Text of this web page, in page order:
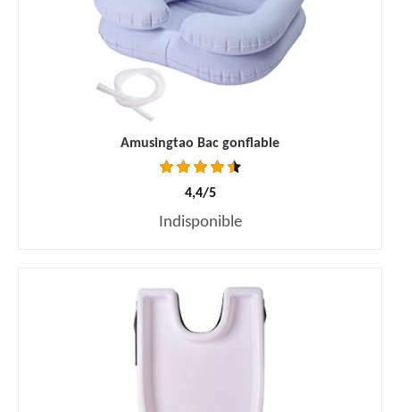
Amusingtao Bac gonflable
4,4/5
Indisponible